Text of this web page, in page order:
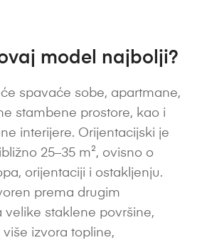
model najbolji?
spavaće sobe, apartmane,
stambene prostore, kao i
interijere. Orijentacijski je
25–35 m², ovisno o
orijentaciji i ostakljenju.
prema drugim
velike staklene površine,
izvora topline,